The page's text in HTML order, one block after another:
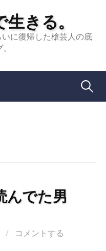
きる。
に復帰した槍芸人の底
検
んでた男
/ コメントする